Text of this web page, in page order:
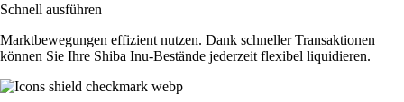
Schnell ausführen
Marktbewegungen effizient nutzen. Dank schneller Transaktionen
können Sie Ihre Shiba Inu-Bestände jederzeit flexibel liquidieren.